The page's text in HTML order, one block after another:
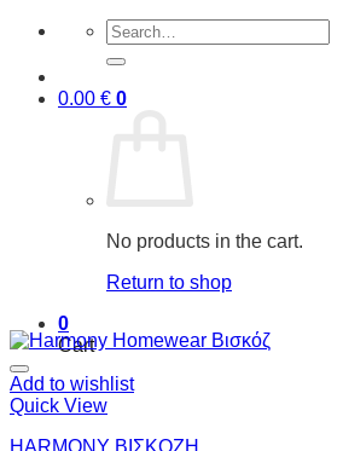
Search
for:
0.00 € 0
No products in the cart.
Return to shop
0
Cart
Add to wishlist
Quick View